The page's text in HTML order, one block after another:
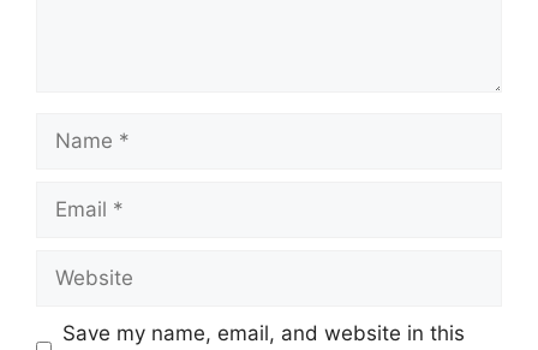
Name
Email
Website
Save my name, email, and website in this